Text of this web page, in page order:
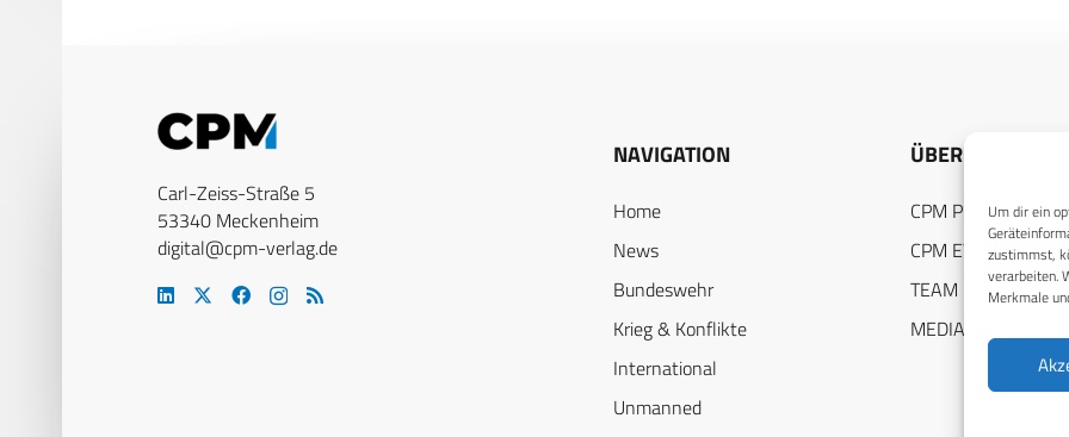
Um dir ein
zustimmst,
verarbeiten.
Merkmale
Carl-Zeiss-Straße 5
53340 Meckenheim
digital@cpm-verlag.de
NAVIGATION
Home
News
Bundeswehr
Krieg & Konflikte
International
Unmanned
ÜBER UNS
CPM
CPM EVENTS
TEAM
MEDIADATEN